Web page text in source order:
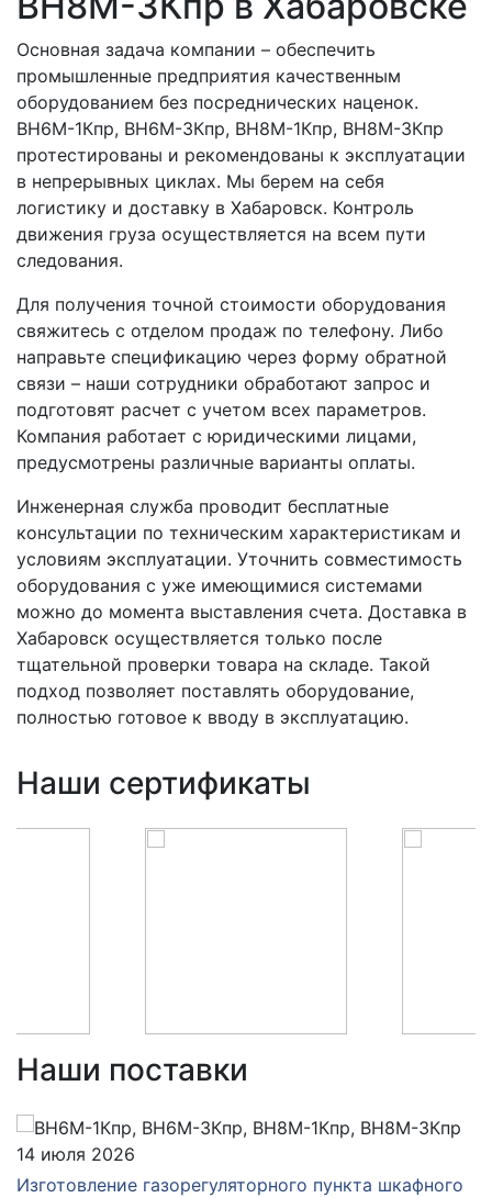
Основная задача компании – обеспечить
промышленные предприятия качественным
оборудованием без посреднических наценок.
ВН6M-1Кпр, ВН6M-3Кпр, ВН8M-1Кпр, ВН8M-3Кпр
протестированы и рекомендованы к эксплуатации
в непрерывных циклах. Мы берем на себя
логистику и доставку в Хабаровск. Контроль
движения груза осуществляется на всем пути
следования.
Для получения точной стоимости оборудования
свяжитесь с отделом продаж по телефону. Либо
направьте спецификацию через форму обратной
связи – наши сотрудники обработают запрос и
подготовят расчет с учетом всех параметров.
Компания работает с юридическими лицами,
предусмотрены различные варианты оплаты.
Инженерная служба проводит бесплатные
консультации по техническим характеристикам и
условиям эксплуатации. Уточнить совместимость
оборудования с уже имеющимися системами
можно до момента выставления счета. Доставка в
Хабаровск осуществляется только после
тщательной проверки товара на складе. Такой
подход позволяет поставлять оборудование,
полностью готовое к вводу в эксплуатацию.
Наши сертификаты
Наши поставки
14 июля 2026
Изготовление газорегуляторного пункта шкафного